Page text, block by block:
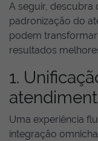
A seguir, descubra
padronização do
podem
resultados
1.
Uma experiência
integração